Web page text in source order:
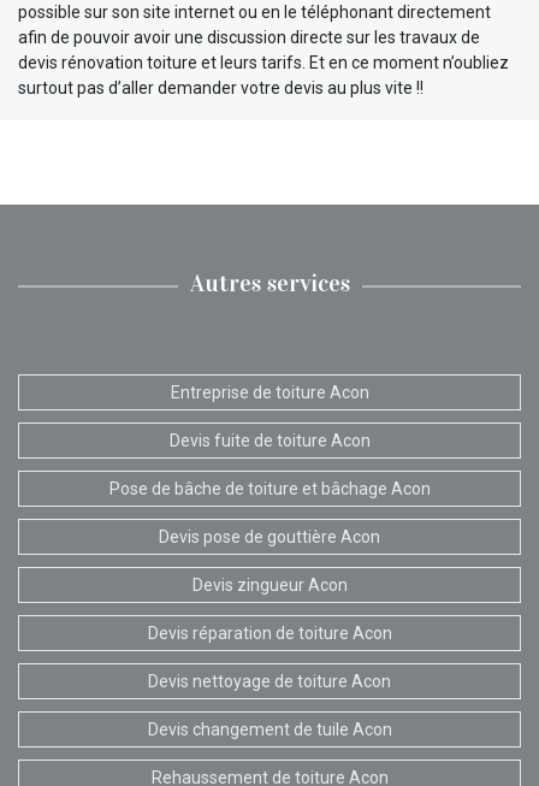
possible sur son site internet ou en le téléphonant directement
afin de pouvoir avoir une discussion directe sur les travaux de
devis rénovation toiture et leurs tarifs. Et en ce moment n’oubliez
surtout pas d’aller demander votre devis au plus vite !!
Autres services
Entreprise de toiture Acon
Devis fuite de toiture Acon
Pose de bâche de toiture et bâchage Acon
Devis pose de gouttière Acon
Devis zingueur Acon
Devis réparation de toiture Acon
Devis nettoyage de toiture Acon
Devis changement de tuile Acon
Rehaussement de toiture Acon